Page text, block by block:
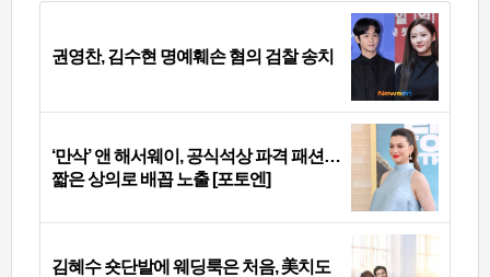
권영찬, 김수현 명예훼손 혐의 검찰 송치
‘만삭’ 앤 해서웨이, 공식석상 파격 패션…
짧은 상의로 배꼽 노출 [포토엔]
김혜수 숏단발에 웨딩룩은 처음, 美치도